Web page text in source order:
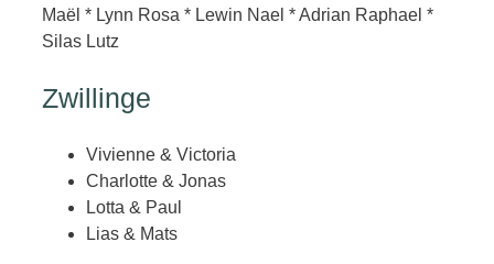
Maël * Lynn Rosa * Lewin Nael * Adrian Raphael *
Silas Lutz
Zwillinge
Vivienne & Victoria
Charlotte & Jonas
Lotta & Paul
Lias & Mats